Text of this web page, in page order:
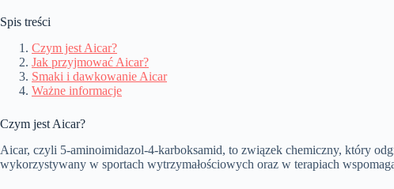
Spis treści
Czym jest Aicar?
Jak przyjmować Aicar?
Smaki i dawkowanie Aicar
Ważne informacje
Czym jest Aicar?
Aicar, czyli 5-aminoimidazol-4-karboksamid, to związek chemiczny, który
wykorzystywany w sportach wytrzymałościowych oraz w terapiach